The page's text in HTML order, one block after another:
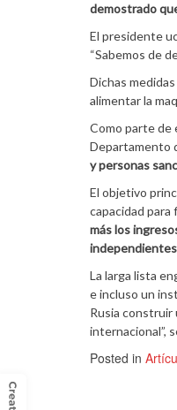
demostrado
El presidente
“Sabemos de
Dichas medidas
alimentar la
Como parte de
Departamento
y personas
El objetivo
capacidad para
más los
independientes
La larga lista
e incluso un
Rusia construir
internacional”,
Posted in